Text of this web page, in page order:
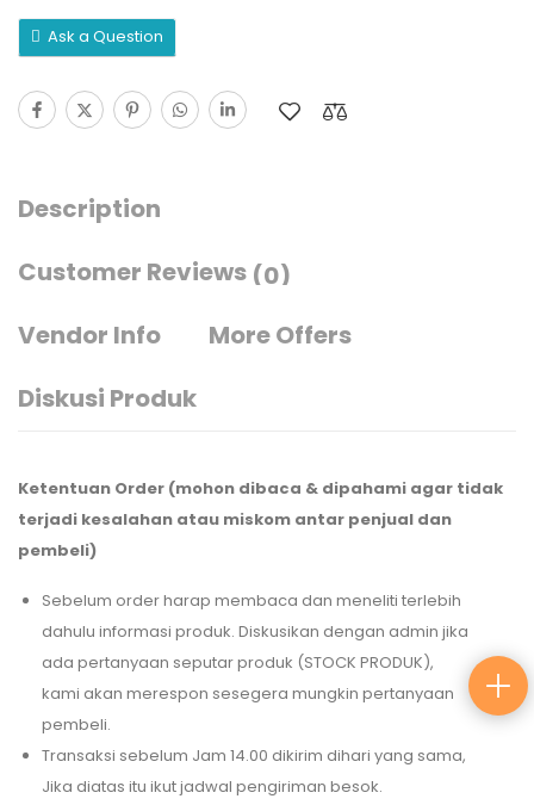
Ask a Question
Description
Customer Reviews (0)
Vendor Info
More Offers
Diskusi Produk
Ketentuan Order (mohon dibaca & dipahami agar tidak
terjadi kesalahan atau miskom antar penjual dan
pembeli)
Sebelum order harap membaca dan meneliti terlebih
dahulu informasi produk. Diskusikan dengan admin jika
ada pertanyaan seputar produk (STOCK PRODUK),
kami akan merespon sesegera mungkin pertanyaan
pembeli.
Transaksi sebelum Jam 14.00 dikirim dihari yang sama,
Jika diatas itu ikut jadwal pengiriman besok.